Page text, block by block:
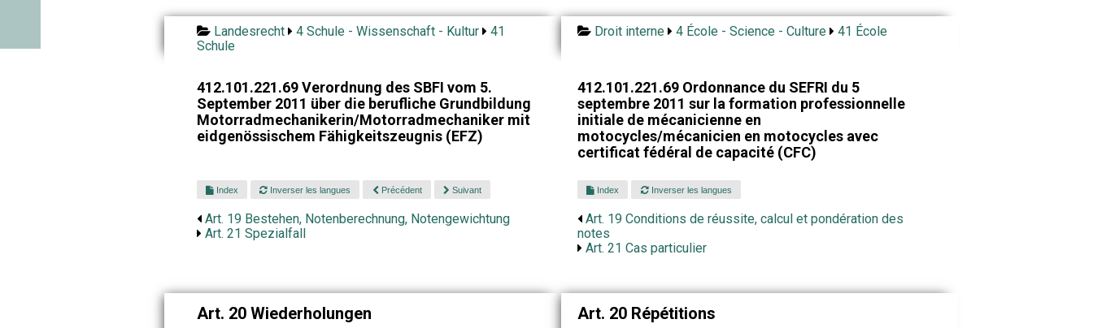
Landesrecht 4 Schule - Wissenschaft - Kultur
41
Schule
Droit interne 4 École - Science - Culture 41 École
412.101.221.69 Verordnung des SBFI vom 5.
September 2011 über die berufliche Grundbildung
Motorradmechanikerin/Motorradmechaniker mit
eidgenössischem Fähigkeitszeugnis (EFZ)
412.101.221.69 Ordonnance du SEFRI du 5
septembre 2011 sur la formation professionnelle
initiale de mécanicienne en
motocycles/mécanicien en motocycles avec
certificat fédéral de capacité (CFC)
Index Inverser les langues Précédent Suivant
Art. 19 Bestehen, Notenberechnung, Notengewichtung
Art. 21 Spezialfall
Index Inverser les langues
Art. 19 Conditions de réussite, calcul et pondération des
notes
Art. 21 Cas particulier
Art. 20 Wiederholungen Art. 20 Répétitions